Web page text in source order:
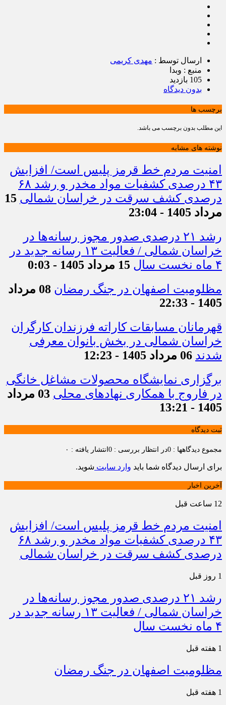
ارسال توسط : مهدی کریمی
منبع : وبدا
105 بازدید
بدون دیدگاه
برچسب ها
این مطلب بدون برچسب می باشد.
نوشته های مشابه
امنیت مردم خط قرمز پلیس است/ افزایش
۴۳ درصدی کشفیات مواد مخدر و رشد ۶۸
درصدی کشف سرقت در خراسان شمالی 15
مرداد 1405 - 23:04
رشد ۲۱ درصدی صدور مجوز رسانه‌ها در
خراسان شمالی / فعالیت ۱۳ رسانه جدید در
۴ ماه نخست سال
15 مرداد 1405 - 0:03
مظلومیت اصفهان در جنگ رمضان
08 مرداد
1405 - 22:33
قهرمانان مسابقات کاراته فرزندان کارگران
خراسان شمالی در بخش بانوان معرفی
شدند 06 مرداد 1405 - 12:23
برگزاری نمایشگاه محصولات مشاغل خانگی
در فاروج با همکاری نهادهای محلی
03 مرداد
1405 - 13:21
ثبت دیدگاه
مجموع دیدگاهها : 0 در انتظار بررسی : 0 انتشار یافته : ۰
برای ارسال دیدگاه شما باید وارد سایت شوید.
آخرین اخبار
12 ساعت قبل
امنیت مردم خط قرمز پلیس است/ افزایش
۴۳ درصدی کشفیات مواد مخدر و رشد ۶۸
درصدی کشف سرقت در خراسان شمالی
1 روز قبل
رشد ۲۱ درصدی صدور مجوز رسانه‌ها در
خراسان شمالی / فعالیت ۱۳ رسانه جدید در
۴ ماه نخست سال
1 هفته قبل
مظلومیت اصفهان در جنگ رمضان
1 هفته قبل